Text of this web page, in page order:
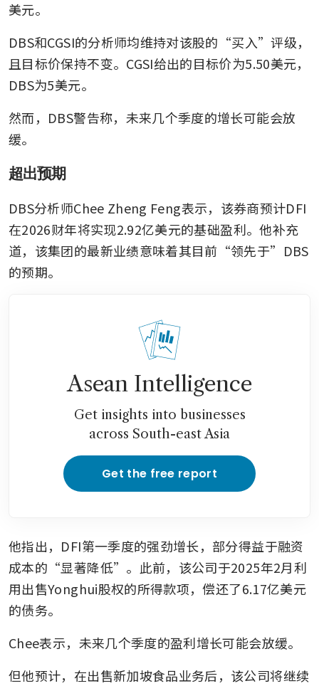
美元。
DBS和CGSI的分析师均维持对该股的“买入”评级，
且目标价保持不变。CGSI给出的目标价为5.50美元，
DBS为5美元。
然而，DBS警告称，未来几个季度的增长可能会放
缓。
超出预期
DBS分析师Chee Zheng Feng表示，该券商预计DFI
在2026财年将实现2.92亿美元的基础盈利。他补充
道，该集团的最新业绩意味着其目前“领先于”DBS
的预期。
Asean Intelligence
Get insights into businesses
across South-east Asia
Get the free report
他指出，DFI第一季度的强劲增长，部分得益于融资
成本的“显著降低”。此前，该公司于2025年2月利
用出售Yonghui股权的所得款项，偿还了6.17亿美元
的债务。
Chee表示，未来几个季度的盈利增长可能会放缓。
但他预计，在出售新加坡食品业务后，该公司将继续